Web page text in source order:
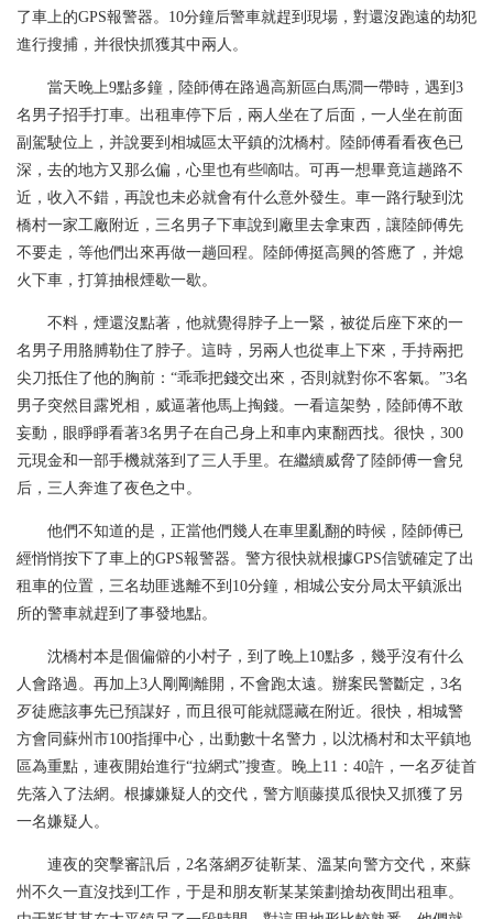
了車上的GPS報警器。10分鐘后警車就趕到現場，對還沒跑遠的劫犯
進行搜捕，并很快抓獲其中兩人。
當天晚上9點多鐘，陸師傅在路過高新區白馬澗一帶時，遇到3
名男子招手打車。出租車停下后，兩人坐在了后面，一人坐在前面
副駕駛位上，并說要到相城區太平鎮的沈橋村。陸師傅看看夜色已
深，去的地方又那么偏，心里也有些嘀咕。可再一想畢竟這趟路不
近，收入不錯，再說也未必就會有什么意外發生。車一路行駛到沈
橋村一家工廠附近，三名男子下車說到廠里去拿東西，讓陸師傅先
不要走，等他們出來再做一趟回程。陸師傅挺高興的答應了，并熄
火下車，打算抽根煙歇一歇。
不料，煙還沒點著，他就覺得脖子上一緊，被從后座下來的一
名男子用胳膊勒住了脖子。這時，另兩人也從車上下來，手持兩把
尖刀抵住了他的胸前：“乖乖把錢交出來，否則就對你不客氣。”3名
男子突然目露兇相，威逼著他馬上掏錢。一看這架勢，陸師傅不敢
妄動，眼睜睜看著3名男子在自己身上和車內東翻西找。很快，300
元現金和一部手機就落到了三人手里。在繼續威脅了陸師傅一會兒
后，三人奔進了夜色之中。
他們不知道的是，正當他們幾人在車里亂翻的時候，陸師傅已
經悄悄按下了車上的GPS報警器。警方很快就根據GPS信號確定了出
租車的位置，三名劫匪逃離不到10分鐘，相城公安分局太平鎮派出
所的警車就趕到了事發地點。
沈橋村本是個偏僻的小村子，到了晚上10點多，幾乎沒有什么
人會路過。再加上3人剛剛離開，不會跑太遠。辦案民警斷定，3名
歹徒應該事先已預謀好，而且很可能就隱藏在附近。很快，相城警
方會同蘇州市100指揮中心，出動數十名警力，以沈橋村和太平鎮地
區為重點，連夜開始進行“拉網式”搜查。晚上11：40許，一名歹徒首
先落入了法網。根據嫌疑人的交代，警方順藤摸瓜很快又抓獲了另
一名嫌疑人。
連夜的突擊審訊后，2名落網歹徒靳某、溫某向警方交代，來蘇
州不久一直沒找到工作，于是和朋友靳某某策劃搶劫夜間出租車。